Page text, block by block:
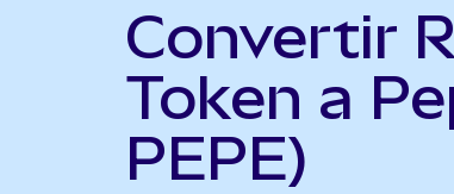
Convertir
Token a
PEPE)